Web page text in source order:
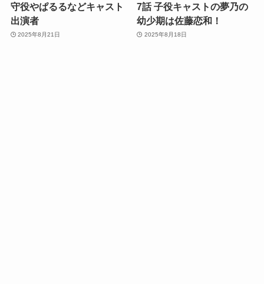
守役やぱるるなどキャスト
出演者
2025年8月21日
7話 子役キャストの夢乃の
幼少期は佐藤恋和！
2025年8月18日